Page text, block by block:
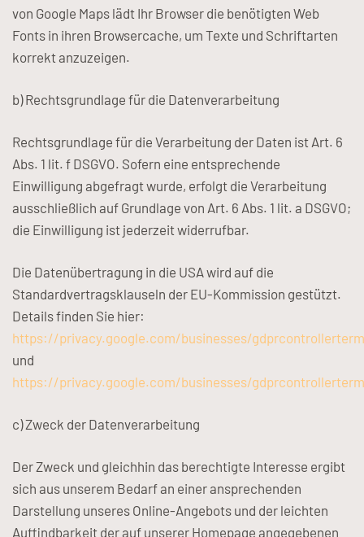
von Google Maps lädt Ihr Browser die benötigten Web
Fonts in ihren Browsercache, um Texte und Schriftarten
korrekt anzuzeigen.
b) Rechtsgrundlage für die Datenverarbeitung
Rechtsgrundlage für die Verarbeitung der Daten ist Art. 6
Abs. 1 lit. f DSGVO. Sofern eine entsprechende
Einwilligung abgefragt wurde, erfolgt die Verarbeitung
ausschließlich auf Grundlage von Art. 6 Abs. 1 lit. a DSGVO;
die Einwilligung ist jederzeit widerrufbar.
Die Datenübertragung in die USA wird auf die
Standardvertragsklauseln der EU-Kommission gestützt.
Details finden Sie hier:
https://privacy.google.com/businesses/
und
https://privacy.google.com/businesses/
c) Zweck der Datenverarbeitung
Der Zweck und gleichhin das berechtigte Interesse ergibt
sich aus unserem Bedarf an einer ansprechenden
Darstellung unseres Online-Angebots und der leichten
Auffindbarkeit der auf unserer Homepage angegebenen